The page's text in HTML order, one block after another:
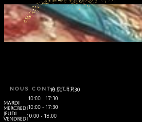
NOUS CONTACTER
MARDI
MERCREDI
JEUDI
VENDREDI
10:00 - 17:30
10:00 - 17:30 ​
10:00 - 17:30 ​
10:00 - 18:00 ​